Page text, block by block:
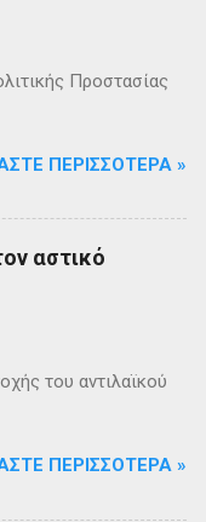
Προστασίας
ΠΕΡΙΣΣΌΤΕΡΑ »
αστικό
του αντιλαϊκού
ΠΕΡΙΣΣΌΤΕΡΑ »